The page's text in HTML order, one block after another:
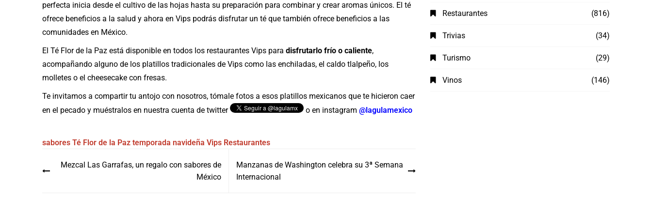
perfecta inicia desde el cultivo de las hojas hasta su preparación para combinar y crear aromas únicos. El té
ofrece beneficios a la salud y ahora en Vips podrás disfrutar un té que también ofrece beneficios a las
comunidades en México.
El Té Flor de la Paz está disponible en todos los restaurantes Vips para disfrutarlo frío o caliente,
acompañando alguno de los platillos tradicionales de Vips como las enchiladas, el caldo tlalpeño, los
molletes o el cheesecake con fresas.
Te invitamos a compartir tu antojo con nosotros, tómale fotos a esos platillos mexicanos que te hicieron caer
en el pecado y muéstralos en nuestra cuenta de twitter
o en instagram @lagulamexico
sabores Té Flor de la Paz temporada navideña Vips Restaurantes
Navegación
de
Mezcal Las Garrafas, un regalo con sabores de
México
Manzanas de Washington celebra su 3ª Semana
Internacional
Restaurantes (816)
Trivias (34)
Turismo (29)
Vinos (146)